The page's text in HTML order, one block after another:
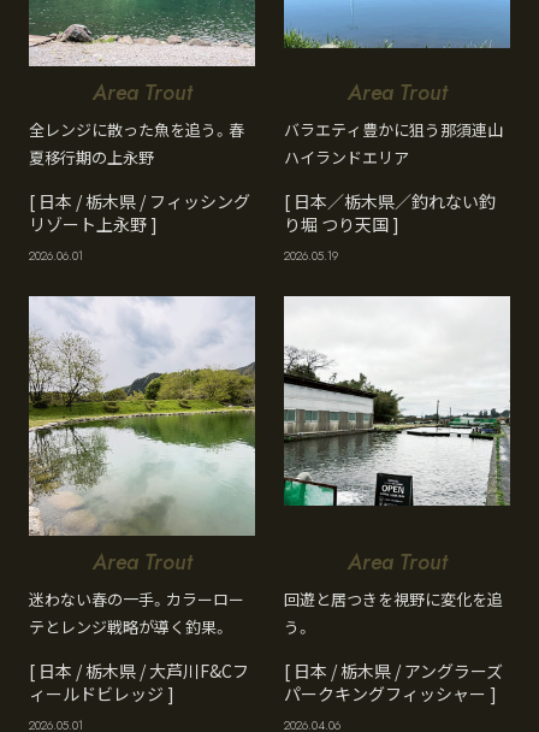
Area Trout
全レンジに散った魚を追う。春
夏移行期の上永野
[ 日本 / 栃木県 / フィッシング
リゾート上永野 ]
2026.06.01
Area Trout
バラエティ豊かに狙う那須連山
ハイランドエリア
[ 日本／栃木県／釣れない釣
り堀 つり天国 ]
2026.05.19
Area Trout
迷わない春の一手。カラーロー
テとレンジ戦略が導く釣果。
[ 日本 / 栃木県 / 大芦川F&Cフ
ィールドビレッジ ]
2026.05.01
Area Trout
回遊と居つきを視野に変化を追
う。
[ 日本 / 栃木県 / アングラーズ
パークキングフィッシャー ]
2026.04.06